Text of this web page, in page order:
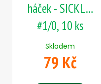
háček - SICKLE,
#1/0, 10 ks
Skladem
79 Kč